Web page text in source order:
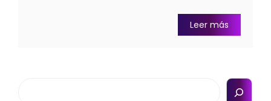
Leer más